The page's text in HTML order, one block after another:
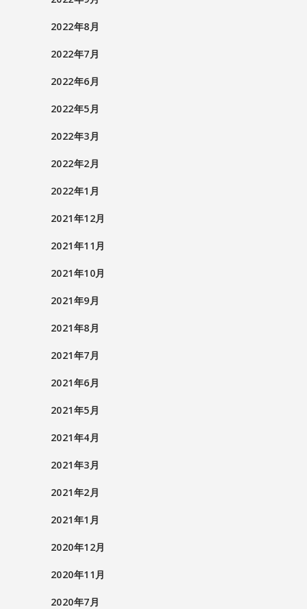
2022年8月
2022年7月
2022年6月
2022年5月
2022年3月
2022年2月
2022年1月
2021年12月
2021年11月
2021年10月
2021年9月
2021年8月
2021年7月
2021年6月
2021年5月
2021年4月
2021年3月
2021年2月
2021年1月
2020年12月
2020年11月
2020年7月